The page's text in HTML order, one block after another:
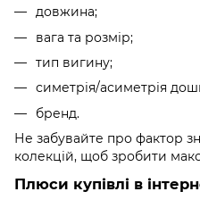
довжина;
вага та розмір;
тип вигину;
симетрія/асиметрія
бренд.
Не забувайте про фактор
колекцій, щоб зробити
Плюси купівлі в